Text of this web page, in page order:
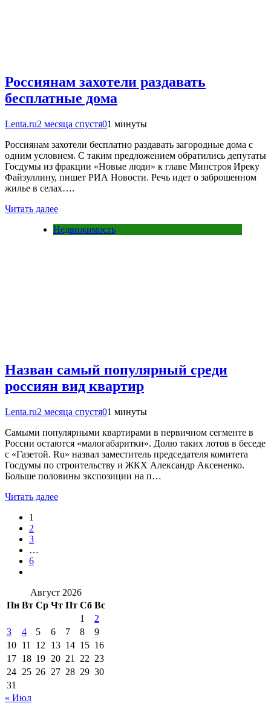
Россиянам захотели раздавать
бесплатные дома
Lenta.ru2 месяца спустя01 минуты
Россиянам захотели бесплатно раздавать загородные дома с
одним условием. С таким предложением обратились депутаты
Госдумы из фракции «Новые люди» к главе Минстроя Иреку
Файзуллину, пишет РИА Новости. Речь идет о заброшенном
жилье в селах….
Читать далее
Недвижимость
Назван самый популярный среди
россиян вид квартир
Lenta.ru2 месяца спустя01 минуты
Самыми популярными квартирами в первичном сегменте в
России остаются «малогабаритки». Долю таких лотов в беседе
с «Газетой. Ru» назвал заместитель председателя комитета
Госдумы по строительству и ЖКХ Александр Аксененко.
Больше половины экспозиции на п…
Читать далее
1
2
3
…
6
Август 2026
Пн Вт Ср Чт Пт Сб Вс
1
2
3
4 5 6 7 8
9
10 11 12 13 14 15 16
17 18 19 20 21 22 23
24 25 26 27 28 29 30
31
« Июл